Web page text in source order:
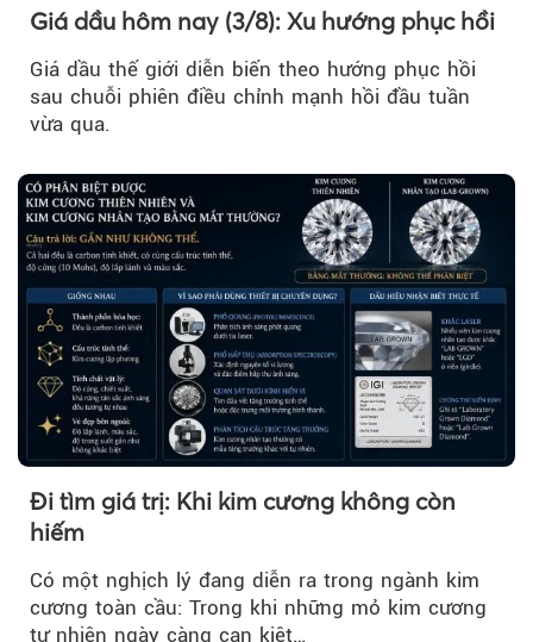
Giá dầu hôm nay (3/8): Xu hướng phục hồi
Giá dầu thế giới diễn biến theo hướng phục hồi
sau chuỗi phiên điều chỉnh mạnh hồi đầu tuần
vừa qua.
Đi tìm giá trị: Khi kim cương không còn
hiếm
Có một nghịch lý đang diễn ra trong ngành kim
cương toàn cầu: Trong khi những mỏ kim cương
tự nhiên ngày càng cạn kiệt…